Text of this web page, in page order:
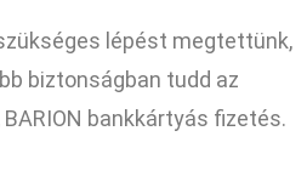
lépést megtettünk,
biztonságban tudd az
bankkártyás fizetés.